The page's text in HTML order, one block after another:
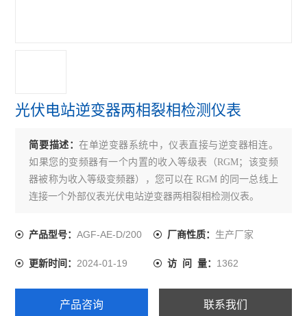
峰谷时段电能表
水电预付费系统
DJSF1352-RN
无线通讯采集器
无线电能表
AGF-AE-D/200
光伏电站逆变器两相裂相检测仪表
简要描述：在单逆变器系统中，仪表直接与逆变器相连。
如果您的变频器有一个内置的收入等级表（RGM；该变频
器被称为收入等级变频器），您可以在 RGM 的同一总线上
连接一个外部仪表光伏电站逆变器两相裂相检测仪表。
。
产品型号：AGF-AE-D/200 厂商性质： 生产厂家
更新时间：2024-01-19 访 问 量： 1362
产品咨询 联系我们